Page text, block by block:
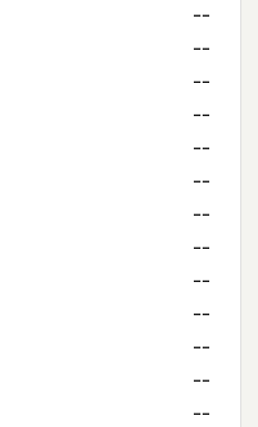
--
--
--
--
--
--
--
--
--
--
--
--
--